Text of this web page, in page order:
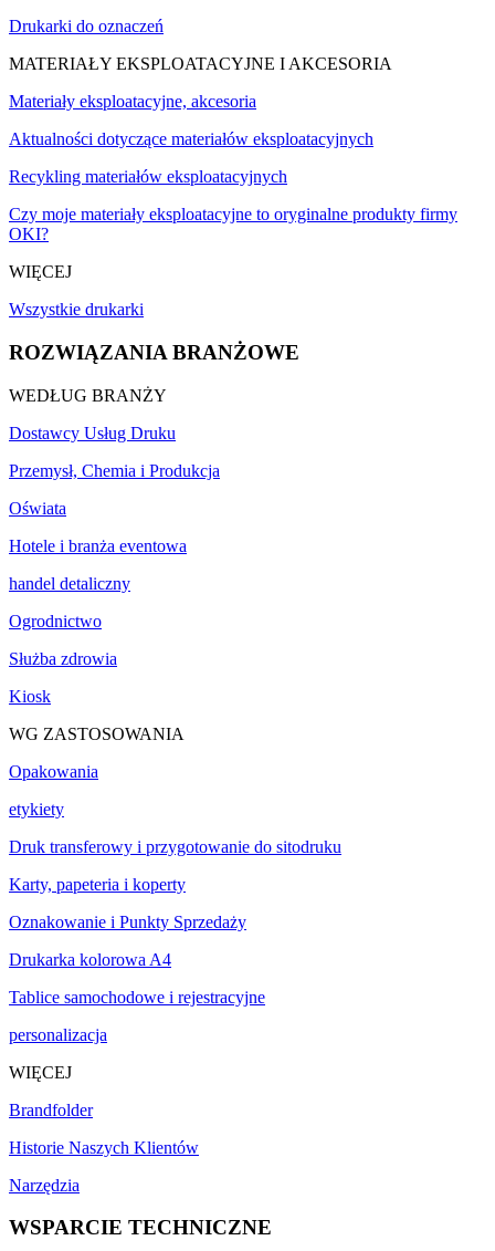
Drukarki do oznaczeń
MATERIAŁY EKSPLOATACYJNE I AKCESORIA
Materiały eksploatacyjne, akcesoria
Aktualności dotyczące materiałów eksploatacyjnych
Recykling materiałów eksploatacyjnych
Czy moje materiały eksploatacyjne to oryginalne produkty firmy
OKI?
WIĘCEJ
Wszystkie drukarki
ROZWIĄZANIA BRANŻOWE
WEDŁUG BRANŻY
Dostawcy Usług Druku
Przemysł, Chemia i Produkcja
Oświata
Hotele i branża eventowa
handel detaliczny
Ogrodnictwo
Służba zdrowia
Kiosk
WG ZASTOSOWANIA
Opakowania
etykiety
Druk transferowy i przygotowanie do sitodruku
Karty, papeteria i koperty
Oznakowanie i Punkty Sprzedaży
Drukarka kolorowa A4
Tablice samochodowe i rejestracyjne
personalizacja
WIĘCEJ
Brandfolder
Historie Naszych Klientów
Narzędzia
WSPARCIE TECHNICZNE